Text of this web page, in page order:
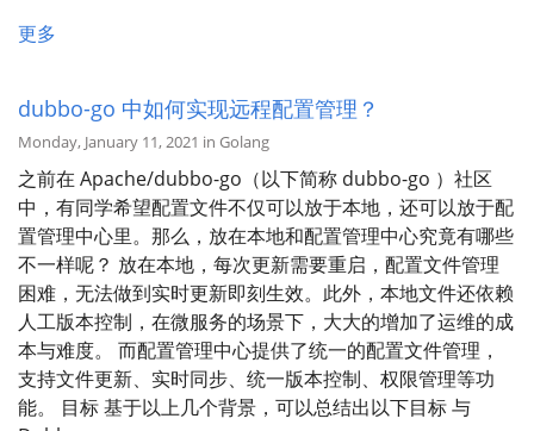
更多
dubbo-go 中如何实现远程配置管理？
Monday, January 11, 2021 in Golang
之前在 Apache/dubbo-go（以下简称 dubbo-go ）社区
中，有同学希望配置文件不仅可以放于本地，还可以放于配
置管理中心里。那么，放在本地和配置管理中心究竟有哪些
不一样呢？ 放在本地，每次更新需要重启，配置文件管理
困难，无法做到实时更新即刻生效。此外，本地文件还依赖
人工版本控制，在微服务的场景下，大大的增加了运维的成
本与难度。 而配置管理中心提供了统一的配置文件管理，
支持文件更新、实时同步、统一版本控制、权限管理等功
能。 目标 基于以上几个背景，可以总结出以下目标 与